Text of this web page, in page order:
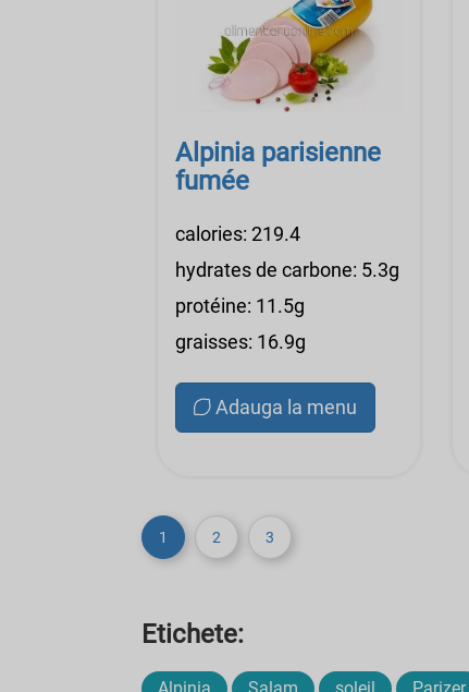
Alpinia parisienne
fumée
calories: 219.4
hydrates de carbone: 5.3g
protéine: 11.5g
graisses: 16.9g
Adauga la menu
1 2 3
Etichete: